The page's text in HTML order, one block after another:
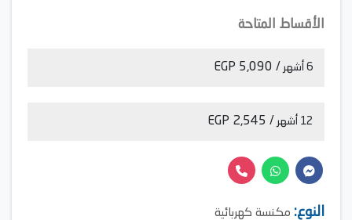
الأقساط المتاحة
6 أشهر / 5,090 EGP
12 أشهر / 2,545 EGP
النوع: مكنسة كهربائية